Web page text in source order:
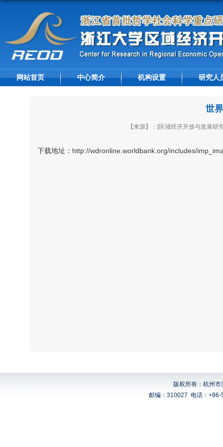
网站首页 中心简介 机构设置 研究人
世
【来源】：[区域经济开放与发展研
下载地址： http://wdronline.worldbank.org/includes/
版权所有：杭州
邮编：310027 电话：